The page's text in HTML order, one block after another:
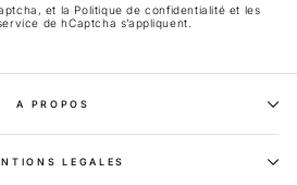
et la Politique de confidentialité et les
de hCaptcha s’appliquent.
A PROPOS
LEGALES